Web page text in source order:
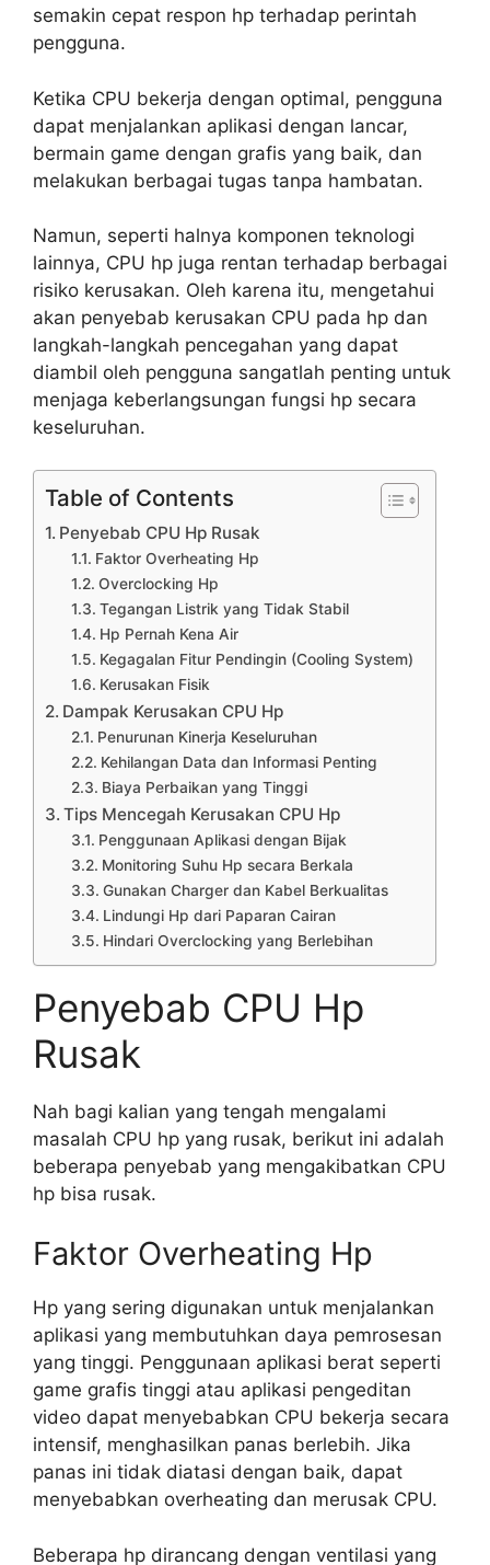
semakin cepat respon hp terhadap perintah
pengguna.
Ketika CPU bekerja dengan optimal, pengguna
dapat menjalankan aplikasi dengan lancar,
bermain game dengan grafis yang baik, dan
melakukan berbagai tugas tanpa hambatan.
Namun, seperti halnya komponen teknologi
lainnya, CPU hp juga rentan terhadap berbagai
risiko kerusakan. Oleh karena itu, mengetahui
akan penyebab kerusakan CPU pada hp dan
langkah-langkah pencegahan yang dapat
diambil oleh pengguna sangatlah penting untuk
menjaga keberlangsungan fungsi hp secara
keseluruhan.
Table of Contents
Penyebab CPU Hp Rusak
Faktor Overheating Hp
Overclocking Hp
Tegangan Listrik yang Tidak Stabil
Hp Pernah Kena Air
Kegagalan Fitur Pendingin (Cooling System)
Kerusakan Fisik
Dampak Kerusakan CPU Hp
Penurunan Kinerja Keseluruhan
Kehilangan Data dan Informasi Penting
Biaya Perbaikan yang Tinggi
Tips Mencegah Kerusakan CPU Hp
Penggunaan Aplikasi dengan Bijak
Monitoring Suhu Hp secara Berkala
Gunakan Charger dan Kabel Berkualitas
Lindungi Hp dari Paparan Cairan
Hindari Overclocking yang Berlebihan
Penyebab CPU Hp
Rusak
Nah bagi kalian yang tengah mengalami
masalah CPU hp yang rusak, berikut ini adalah
beberapa penyebab yang mengakibatkan CPU
hp bisa rusak.
Faktor Overheating Hp
Hp yang sering digunakan untuk menjalankan
aplikasi yang membutuhkan daya pemrosesan
yang tinggi. Penggunaan aplikasi berat seperti
game grafis tinggi atau aplikasi pengeditan
video dapat menyebabkan CPU bekerja secara
intensif, menghasilkan panas berlebih. Jika
panas ini tidak diatasi dengan baik, dapat
menyebabkan overheating dan merusak CPU.
Beberapa hp dirancang dengan ventilasi yang